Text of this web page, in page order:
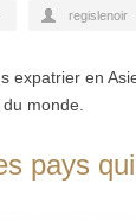
regislenoir
expatrier en
monde.
pays